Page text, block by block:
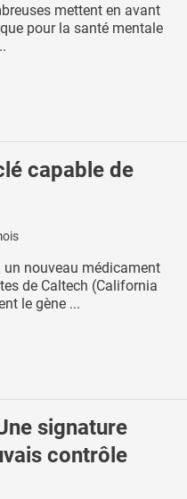
mettent en avant
pour la santé mentale
capable de
un nouveau médicament
de Caltech (California
le gène ...
signature
contrôle